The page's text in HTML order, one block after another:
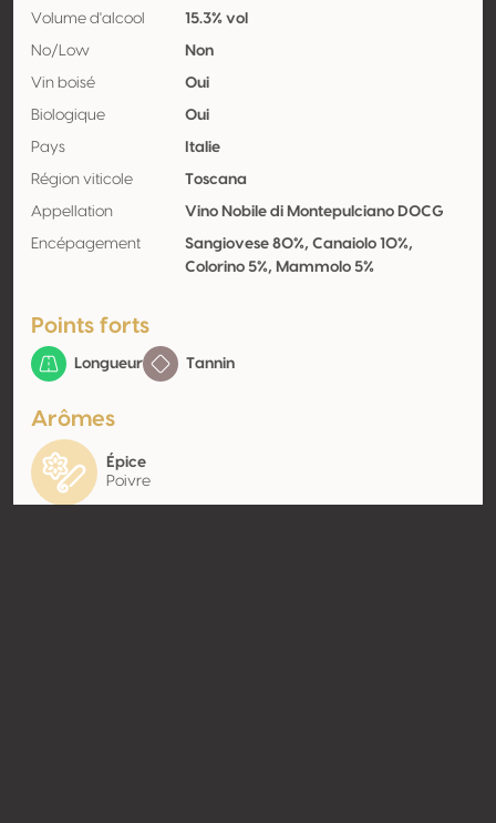
Volume d'alcool 15.3% vol
No/Low Non
Vin boisé Oui
Biologique Oui
Pays Italie
Région viticole Toscana
Appellation Vino Nobile di Montepulciano DOCG
Encépagement
Sangiovese 80%, Canaiolo 10%,
Colorino 5%, Mammolo 5%
Points forts
Longueur Tannin
Arômes
Épice
Poivre